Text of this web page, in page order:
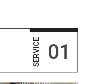
SERVICE 01